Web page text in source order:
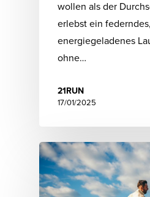
wollen als der
erlebst ein federndes,
energiegeladenes
ohne…
21RUN
17/01/2025